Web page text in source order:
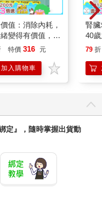
值：消除內耗，
變得有價值，跟
自在相處
特價 316 元
加入購物車
腎
40
就
79 折
定』，隨時掌握出貨動